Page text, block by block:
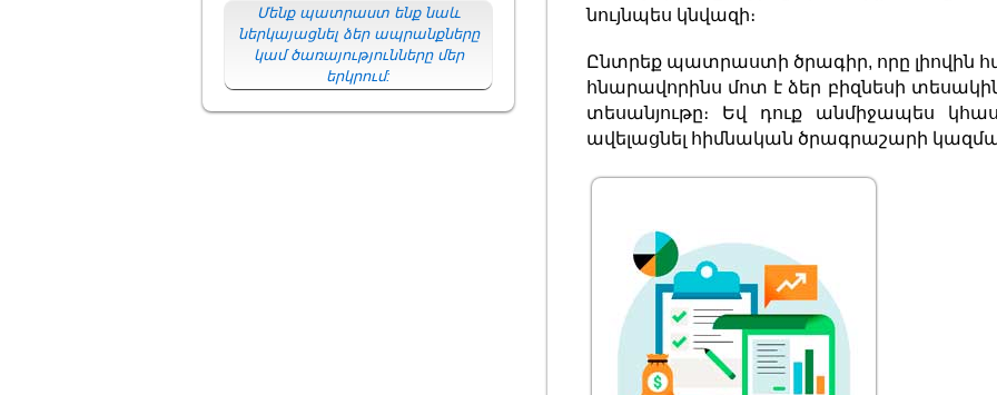
նույնպես կնվազի։
Ընտրեք պատրաստի ծրագիր, որը
հնարավորինս մոտ է ձեր բիզնեսի
տեսանյութը։ Եվ դուք անմիջապես
ավելացնել հիմնական ծրագրաշարի
Մենք պատրաստ ենք նաև
ներկայացնել ձեր ապրանքները
կամ ծառայությունները մեր
երկրում: